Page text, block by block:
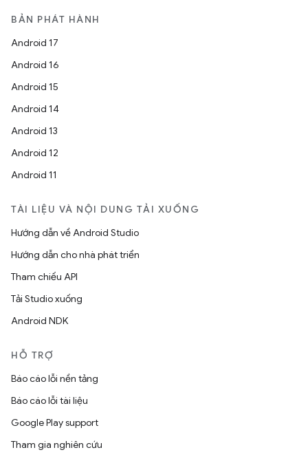
BẢN PHÁT HÀNH
Android 17
Android 16
Android 15
Android 14
Android 13
Android 12
Android 11
TÀI LIỆU VÀ NỘI DUNG TẢI XUỐNG
Hướng dẫn về Android Studio
Hướng dẫn cho nhà phát triển
Tham chiếu API
Tải Studio xuống
Android NDK
HỖ TRỢ
Báo cáo lỗi nền tảng
Báo cáo lỗi tài liệu
Google Play support
Tham gia nghiên cứu